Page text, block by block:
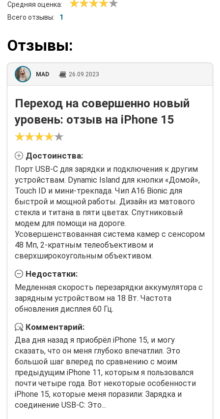
Средняя оценка:
Всего отзывы:
1
Отзывы:
MAD 26.09.2023
Переход на совершенно новый
уровень: отзыв на iPhone 15
Достоинства:
Порт USB-C для зарядки и подключения к другим
устройствам. Dynamic Island для кнопки «Домой»,
Touch ID и мини-трекпада. Чип A16 Bionic для
быстрой и мощной работы. Дизайн из матового
стекла и титана в пяти цветах. Спутниковый
модем для помощи на дороге.
Усовершенствованная система камер с сенсором
48 Мп, 2-кратным телеобъективом и
сверхширокоугольным объективом.
Недостатки:
Медленная скорость перезарядки аккумулятора с
зарядным устройством на 18 Вт. Частота
обновления дисплея 60 Гц.
Комментарий:
Два дня назад я приобрёл iPhone 15, и могу
сказать, что он меня глубоко впечатлил. Это
большой шаг вперед по сравнению с моим
предыдущим iPhone 11, которым я пользовался
почти четыре года. Вот некоторые особенности
iPhone 15, которые меня поразили: Зарядка и
соединение USB-C: Это...